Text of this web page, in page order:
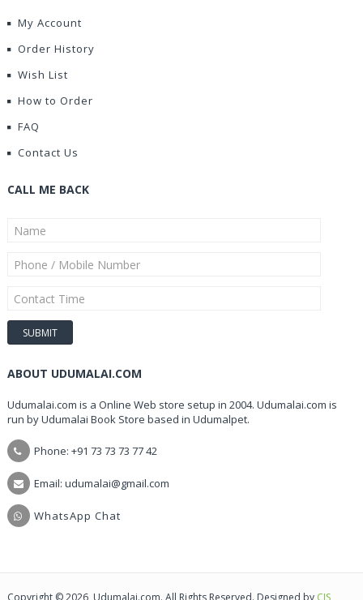
My Account
Order History
Wish List
How to Order
FAQ
Contact Us
CALL ME BACK
ABOUT UDUMALAI.COM
Udumalai.com is a Online Web store setup in 2004. Udumalai.com is
run by Udumalai Book Store based in Udumalpet.
Phone: +91 73 73 73 77 42
Email: udumalai@gmail.com
WhatsApp Chat